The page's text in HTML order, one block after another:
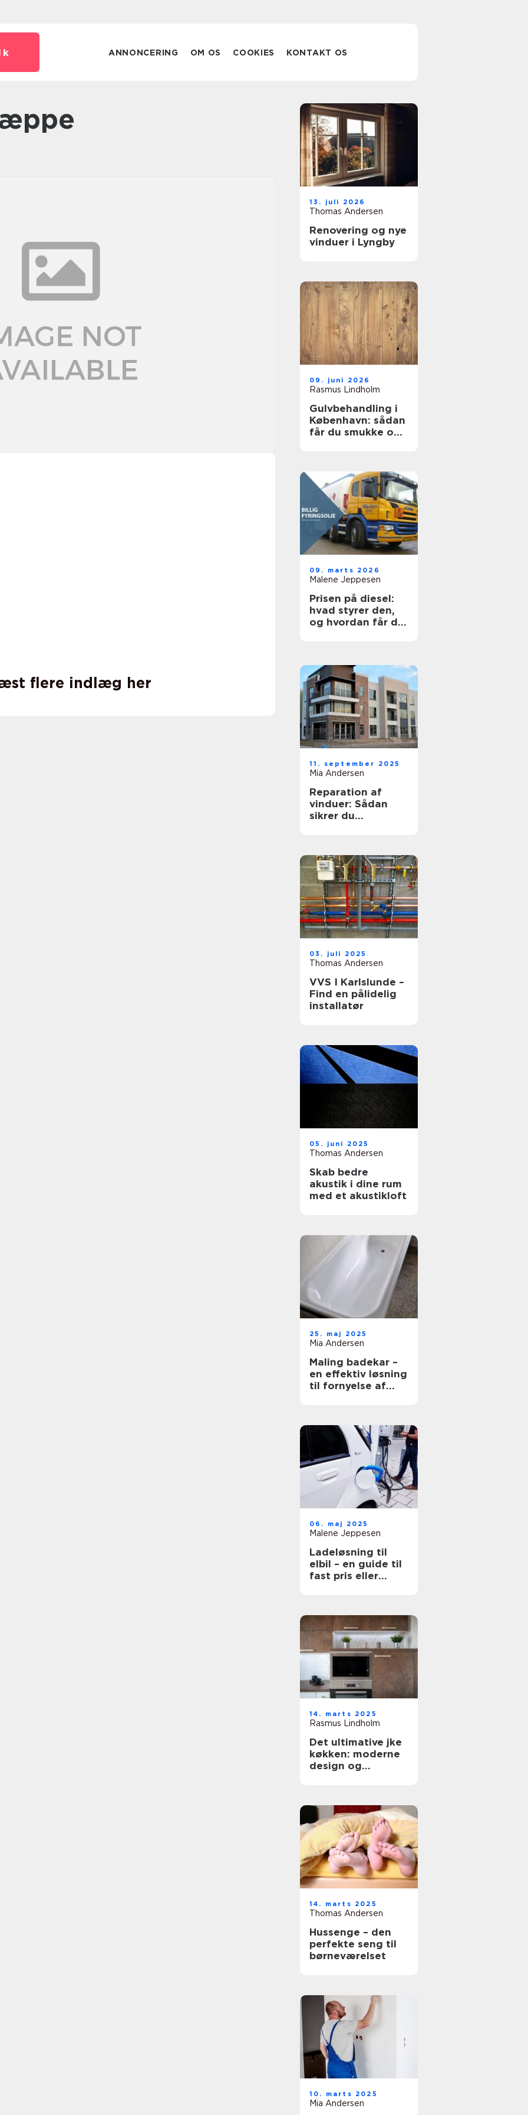
ANNONCERING OM OS COOKIES KONTAKT OS
flere indlæg her
13. juli 2026
Thomas Andersen
Renovering og nye
vinduer i Lyngby
09. juni 2026
Rasmus Lindholm
Gulvbehandling i
København: sådan
får du smukke og
09. marts 2026
Malene Jeppesen
Prisen på diesel:
hvad styrer den,
og hvordan får du
11. september 2025
Mia Andersen
Reparation af
vinduer: Sådan
sikrer du
03. juli 2025
Thomas Andersen
VVS I Karlslunde –
Find en pålidelig
installatør
05. juni 2025
Thomas Andersen
Skab bedre
akustik i dine rum
med et akustikloft
25. maj 2025
Mia Andersen
Maling badekar –
en effektiv løsning
til fornyelse af
06. maj 2025
Malene Jeppesen
Ladeløsning til
elbil – en guide til
fast pris eller
14. marts 2025
Rasmus Lindholm
Det ultimative jke
køkken: moderne
design og
14. marts 2025
Thomas Andersen
Hussenge – den
perfekte seng til
børneværelset
10. marts 2025
Mia Andersen